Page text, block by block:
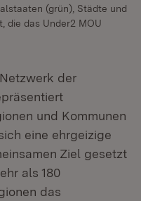
(grün), Städte und
die das Under2 MOU
der
und Kommunen
eine ehrgeizige
Ziel gesetzt
als 180
das